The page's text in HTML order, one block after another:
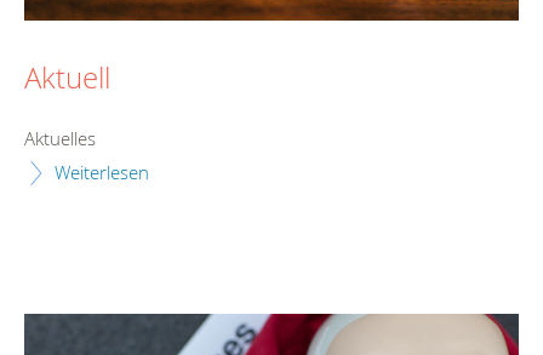
Aktuell
Aktuelles
Weiterlesen